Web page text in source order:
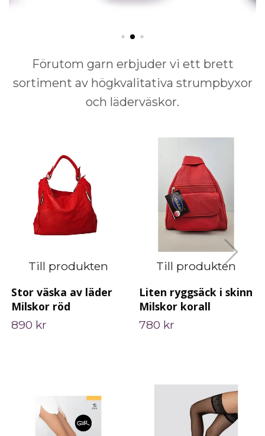
Förutom garn erbjuder vi ett brett
sortiment av högkvalitativa strumpbyxor
och läderväskor.
Till produkten
Stor väska av läder
Milskor röd
890 kr
Till produkten
Liten ryggsäck i skinn
Milskor korall
780 kr